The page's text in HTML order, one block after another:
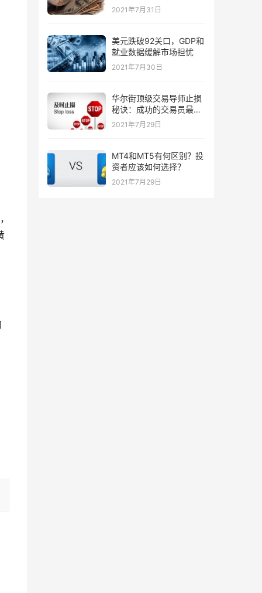
2021年7月31日
美元跌破92关口，GDP和
就业数据缓解市场担忧
2021年7月30日
华尔街顶级交易导师止损
秘诀：成功的交易员最喜
欢的三种止损策略！
2021年7月29日
MT4和MT5有何区别？投
资者应该如何选择？
2021年7月29日